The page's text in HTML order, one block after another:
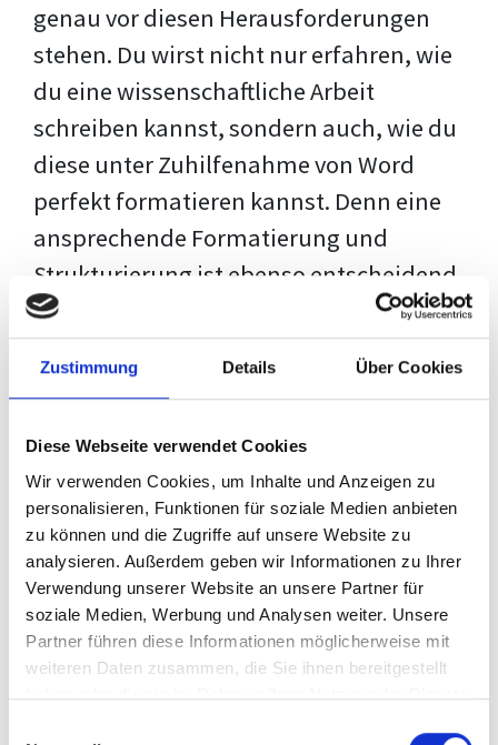
Zustimmung Details Über Cookies
Diese Webseite verwendet Cookies
Wir verwenden Cookies, um Inhalte und Anzeigen zu
personalisieren, Funktionen für soziale Medien anbieten
zu können und die Zugriffe auf unsere Website zu
analysieren. Außerdem geben wir Informationen zu Ihrer
Verwendung unserer Website an unsere Partner für
soziale Medien, Werbung und Analysen weiter. Unsere
Partner führen diese Informationen möglicherweise mit
weiteren Daten zusammen, die Sie ihnen bereitgestellt
haben oder die sie im Rahmen Ihrer Nutzung der Dienste
genau vor diesen Herausforderungen
stehen. Du wirst nicht nur erfahren, wie
du eine wissenschaftliche Arbeit
schreiben kannst, sondern auch, wie du
diese unter Zuhilfenahme von Word
perfekt formatieren kannst. Denn eine
ansprechende Formatierung und
Strukturierung ist ebenso entscheidend
wie der Inhalt selbst. Jeder Prüfer hat
eigene Erwartungen, und unsere
Schulung ist so konzipiert, dass sie dir
deiner individuellen Vorlage zeigt,
anstatt eine Einheitslösung zu bieten.
Der Prozess des wissenschaftlichen
Schreibens kann ohne das richtige
Wissen eine große Herausforderung
darstellen. Jedoch, ausgestattet mit
denTechniken und Strategiendieses
Kurses, wird die Formatierung deiner